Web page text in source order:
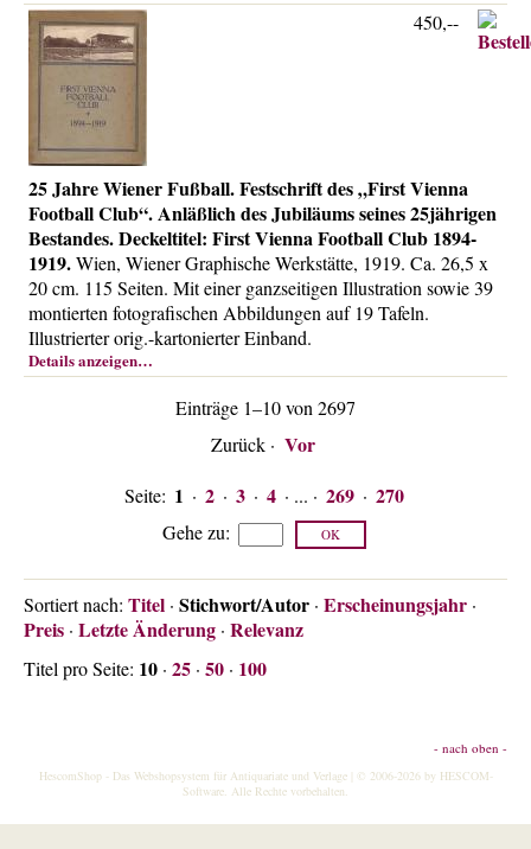
25 Jahre Wiener Fußball. Festschrift des „First Vienna
Football Club“. Anläßlich des Jubiläums seines 25jährigen
Bestandes. Deckeltitel: First Vienna Football Club 1894-
1919.Wien, Wiener Graphische Werkstätte, 1919. Ca. 26,5 x
20 cm. 115 Seiten. Mit einer ganzseitigen Illustration sowie 39
montierten fotografischen Abbildungen auf 19 Tafeln.
Illustrierter orig.-kartonierter Einband.
Details anzeigen…
450,--
Einträge 1–10 von 2697
Zurück · Vor
Seite: 1 · 2 · 3 · 4 · ... · 269 · 270
Gehe zu:
Sortiert nach: Titel · Stichwort/Autor · Erscheinungsjahr ·
Preis · Letzte Änderung · Relevanz
Titel pro Seite: 10 · 25 · 50 · 100
- nach oben -
HescomShop- Das Webshopsystem für Antiquariate und Verlage | © 2006-2026 by HESCOM-
Software. Alle Rechte vorbehalten.